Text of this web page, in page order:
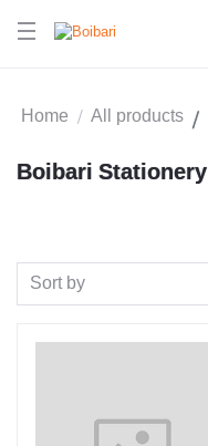
Home All products
Boibari Stationery
Sort by